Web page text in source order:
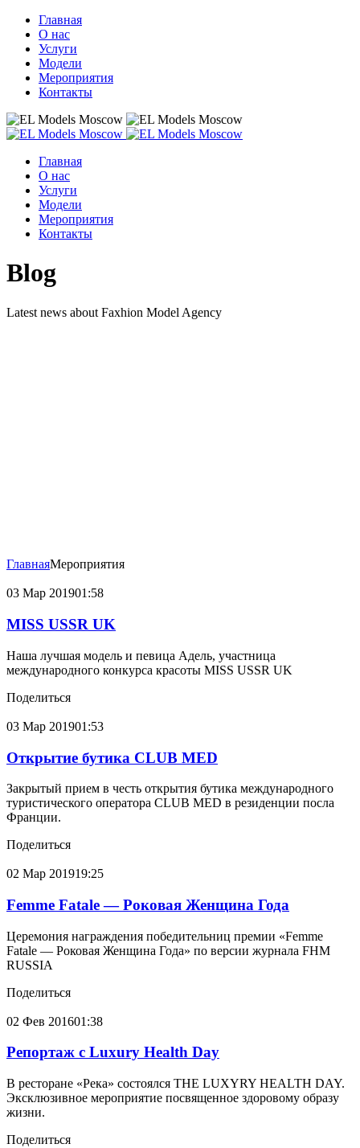
Главная
О нас
Услуги
Модели
Мероприятия
Контакты
Главная
О нас
Услуги
Модели
Мероприятия
Контакты
Blog
Latest news about Faxhion Model Agency
ГлавнаяМероприятия
03 Мар 201901:58
MISS USSR UK
Наша лучшая модель и певица Адель, участница
международного конкурса красоты MISS USSR UK
Поделиться
03 Мар 201901:53
Открытие бутика CLUB MED
Закрытый прием в честь открытия бутика международного
туристического оператора CLUB MED в резиденции посла
Франции.
Поделиться
02 Мар 201919:25
Femme Fatale — Роковая Женщина Года
Церемония награждения победительниц премии «Femme
Fatale — Роковая Женщина Года» по версии журнала FHM
RUSSIA
Поделиться
02 Фев 201601:38
Репортаж с Luxury Health Day
В ресторане «Река» состоялся THE LUXYRY HEALTH DAY.
Эксклюзивное мероприятие посвященное здоровому образу
жизни.
Поделиться